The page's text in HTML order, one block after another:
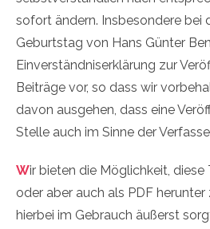
sofort ändern. Insbesondere bei
Geburtstag von Hans Günter
Einverständniserklärung zur
Beiträge vor, so dass wir
davon ausgehen, dass eine
Stelle auch im Sinne der
Wir bieten die Möglichkeit, diese
oder aber auch als PDF
hierbei im Gebrauch äußerst